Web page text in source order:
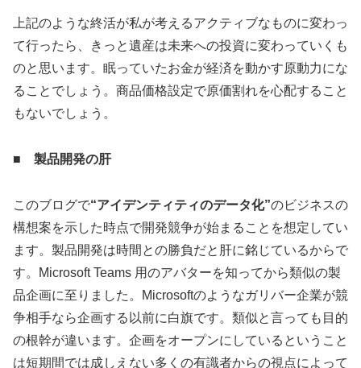
上記のような終活が私が考えるアクティブなものに変わっ
て行ったら、きっと遺産は未来への投資に変わっていくも
のと思います。眠っていたお金が経済を動かす原動力にな
ることでしょう。商品価格設定で原価割れを心配すること
もないでしょう。
■ 製品開発の肝
このブログで“アイデンティティのデータ化”のビジネスの
構想案を示した時点で開発競争が始まることを想定してい
ます。製品開発は時間との勝負だと肝に銘じているからで
す。Microsoft Teams 用のアバターを知ってから類似の製
品企画に至りました。Microsoftのようなガリバー企業が競
争相手なら企画する以前に白旗です。類似と言っても目的
の根幹が違います。企画をオープンにしているということ
は短期間では成しえない多くの有識者からの視点によって